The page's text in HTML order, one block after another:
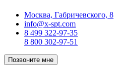
Москва, Габричевского, 8
info@x-spt.com
8 499 322-97-35
8 800 302-97-51
Позвоните мне